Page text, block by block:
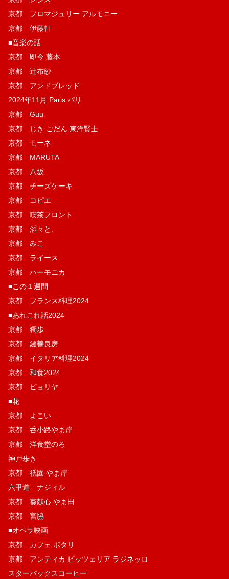
京都 フロマジュリー アルモニー
京都 伊藤軒
■音楽の話
京都 即今 藤本
京都 辻布紗
京都 アンドブレッド
2024年11月 Paris パリ
京都 Guu
京都 じき ごだん 東洋賢士
京都 モーネ
京都 MARUTA
京都 八坂
京都 チーズケーキ
京都 コピエ
京都 喫茶フロント
京都 滔々と、
京都 みこ
京都 ライース
京都 ハーモニカ
■この１週間
京都 フランス料理2024
■あれこれ話2024
京都 獨歩
京都 鍵善良房
京都 イタリア料理2024
京都 和食2024
京都 ピョリヤ
■花
京都 よこい
京都 呑小路やま岸
京都 洋食堂のろ
神戸歩き
京都 祇園 やま岸
六甲道 ナジィル
京都 葵献心 やま田
京都 宮脇
■オペラ映画
京都 カフェ ポタリ
京都 アンティカ ピッツェリア ラジネッロ
スターバックスコーヒー